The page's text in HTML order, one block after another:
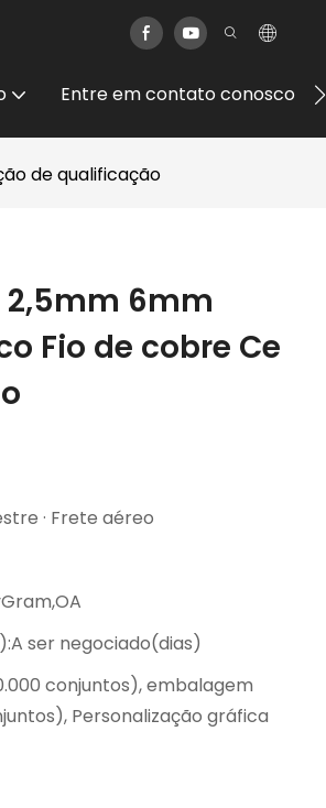
Entre em contato conosco
de qualificação
2,5mm 6mm
Fio de cobre Ce
· Frete aéreo
ser negociado(dias)
conjuntos), embalagem
Personalização gráfica